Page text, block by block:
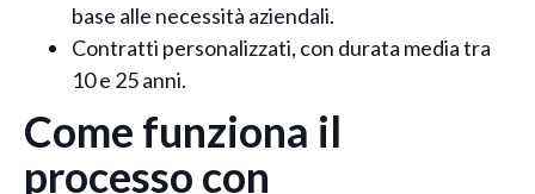
base alle necessità aziendali.
Contratti personalizzati, con durata media tra
10 e 25 anni.
Come funziona il
processo con